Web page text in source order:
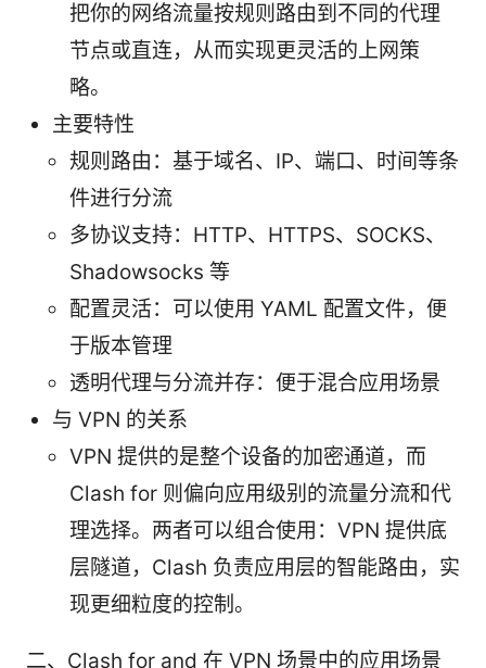
把你的网络流量按规则路由到不同的代理
节点或直连，从而实现更灵活的上网策
略。
主要特性
规则路由：基于域名、IP、端口、时间等条
件进行分流
多协议支持：HTTP、HTTPS、SOCKS、
Shadowsocks 等
配置灵活：可以使用 YAML 配置文件，便
于版本管理
透明代理与分流并存：便于混合应用场景
与 VPN 的关系
VPN 提供的是整个设备的加密通道，而
Clash for 则偏向应用级别的流量分流和代
理选择。两者可以组合使用：VPN 提供底
层隧道，Clash 负责应用层的智能路由，实
现更细粒度的控制。
二、Clash for and 在 VPN 场景中的应用场景